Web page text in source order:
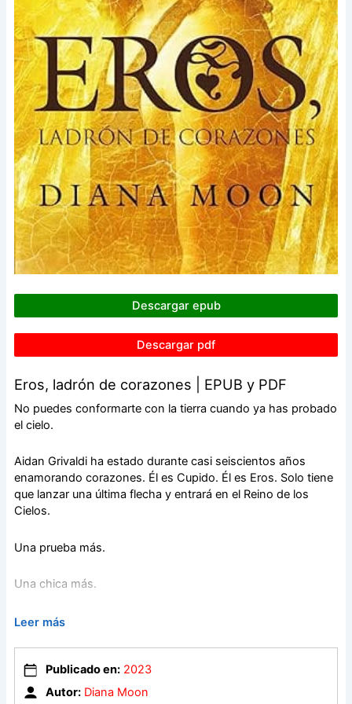
Descargar epub
Descargar pdf
Eros, ladrón de corazones | EPUB y PDF
No puedes conformarte con la tierra cuando ya has probado
el cielo.
Aidan Grivaldi ha estado durante casi seiscientos años
enamorando corazones. Él es Cupido. Él es Eros. Solo tiene
que lanzar una última flecha y entrará en el Reino de los
Cielos.
Una prueba más.
Una chica más.
Un último lanzamiento.
Cuando creyó que Aidan Grivaldi podría ser su único amigo,
él demostró ser igual que el resto. Además, con sus
Leer más
Publicado en: 2023
Autor: Diana Moon